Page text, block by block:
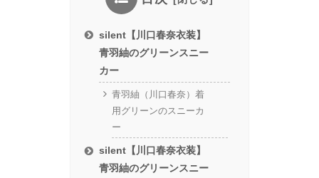
silent【川口春奈衣装】
青羽紬のグリーンスニー
カー
青羽紬（川口春奈）着
用グリーンのスニーカ
ー
silent【川口春奈衣装】
青羽紬のグリーンスニー